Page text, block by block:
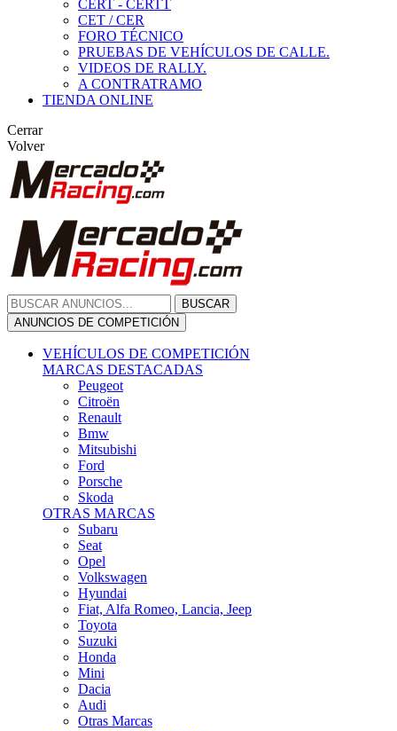
CERT - CERTT
CET / CER
FORO TÉCNICO
PRUEBAS DE VEHÍCULOS DE CALLE.
VIDEOS DE RALLY.
A CONTRATRAMO
TIENDA ONLINE
Cerrar
Volver
BUSCAR
ANUNCIOS DE COMPETICIÓN
VEHÍCULOS DE COMPETICIÓN
MARCAS DESTACADAS
Peugeot
Citroën
Renault
Bmw
Mitsubishi
Ford
Porsche
Skoda
OTRAS MARCAS
Subaru
Seat
Opel
Volkswagen
Hyundai
Fiat, Alfa Romeo, Lancia, Jeep
Toyota
Suzuki
Honda
Mini
Dacia
Audi
Otras Marcas